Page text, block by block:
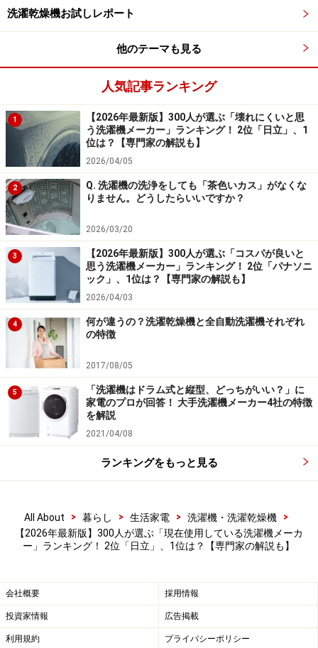
安心できる点が魅力でした。デザインと機能の
バランスが良く、長く使えると感じたことも決
め手です」（30代男性／茨城県）
「4Dセンサーやインバーターモーターが洗濯物
の量を感知して、水量・電力を自動調整。無駄
を減らしながら洗浄力を維持するという機能に
惹かれたため」（40代女性／埼玉県）
「以前から使っていて信頼できるブランドだか
らです。性能・使いやすさ・耐久性がバランス
よく、特に洗浄力や静音性に満足しています」
（20代女性／千葉県）
「パナソニックの洗濯機は『スゴ落ち泡洗浄』
や温水機能などにより、洗剤の力を引き出して
汚れをしっかり落とす設計になっている」（50
代男性／東京都）
専門家の解説
1位、2位に選ばれた「パナソニック」「日立」につい
て、白物家電ガイドのコヤマさんにお聞きしました。
国内洗濯機市場のシェア1位と2位を競う2大メーカーで
す。両メーカーともに、縦型洗濯乾燥機とドラム式洗濯
乾燥機それぞれで高い評価を集めています。
日立は最上位モデルとなるドラム式洗濯乾燥機から縦型
洗濯乾燥機、縦型全自動洗濯機、そして2層式洗濯機ま
で、数多くのモデルを取りそろえています。
洗濯乾燥機お試しレポート
他のテーマも見る
人気記事ランキング
1
【2026年最新版】300人が選ぶ「壊れにくいと思
う洗濯機メーカー」ランキング！ 2位「日立」、1
位は？【専門家の解説も】
2026/04/05
2
Q. 洗濯機の洗浄をしても「茶色いカス」がなくな
りません。どうしたらいいですか？
2026/03/20
3
【2026年最新版】300人が選ぶ「コスパが良いと
思う洗濯機メーカー」ランキング！ 2位「パナソニ
ック」、1位は？【専門家の解説も】
2026/04/03
4
何が違うの？洗濯乾燥機と全自動洗濯機それぞれ
の特徴
2017/08/05
5
「洗濯機はドラム式と縦型、どっちがいい？」に
家電のプロが回答！ 大手洗濯機メーカー4社の特徴
を解説
2021/04/08
ランキングをもっと見る
All About > 暮らし > 生活家電 > 洗濯機・洗濯乾燥機
>
【2026年最新版】300人が選ぶ「現在使用している洗濯機メーカ
ー」ランキング！ 2位「日立」、1位は？【専門家の解説も】
会社概要 採用情報
投資家情報 広告掲載
利用規約 プライバシーポリシー